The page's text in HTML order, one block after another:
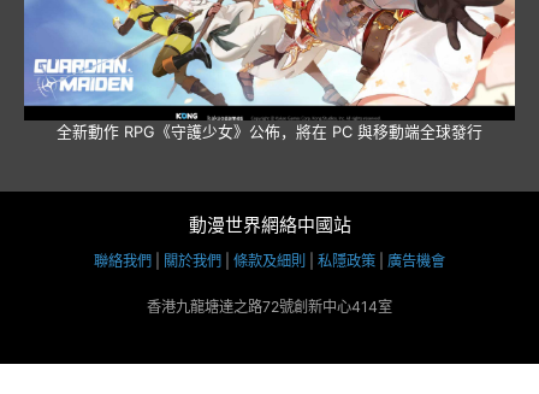
全新動作 RPG《守護少女》公佈，將在 PC 與移動端全球發行
動漫世界網絡中國站
聯絡我們 關於我們 條款及細則 私隱政策 廣告機會
香港九龍塘達之路72號創新中心414室